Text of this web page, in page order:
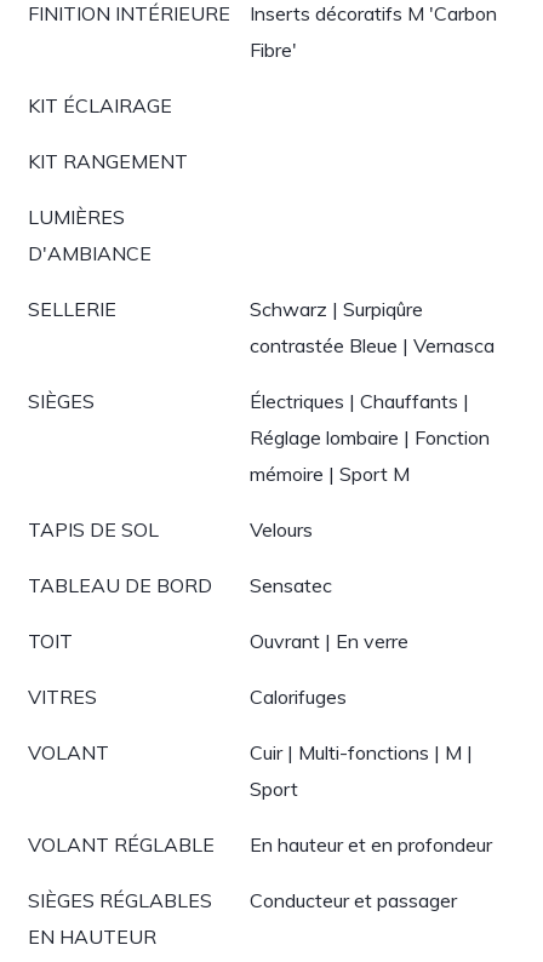
FINITION INTÉRIEURE
Inserts décoratifs M 'Carbon
Fibre'
KIT ÉCLAIRAGE
KIT RANGEMENT
LUMIÈRES
D'AMBIANCE
SELLERIE
Schwarz | Surpiqûre
contrastée Bleue | Vernasca
SIÈGES
Électriques | Chauffants |
Réglage lombaire | Fonction
mémoire | Sport M
TAPIS DE SOL Velours
TABLEAU DE BORD Sensatec
TOIT Ouvrant | En verre
VITRES Calorifuges
VOLANT
Cuir | Multi-fonctions | M |
Sport
VOLANT RÉGLABLE En hauteur et en profondeur
SIÈGES RÉGLABLES
EN HAUTEUR
Conducteur et passager